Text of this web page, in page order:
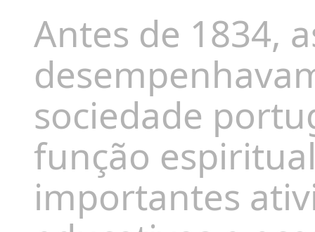
Antes de 1834,
sociedade
função
importantes